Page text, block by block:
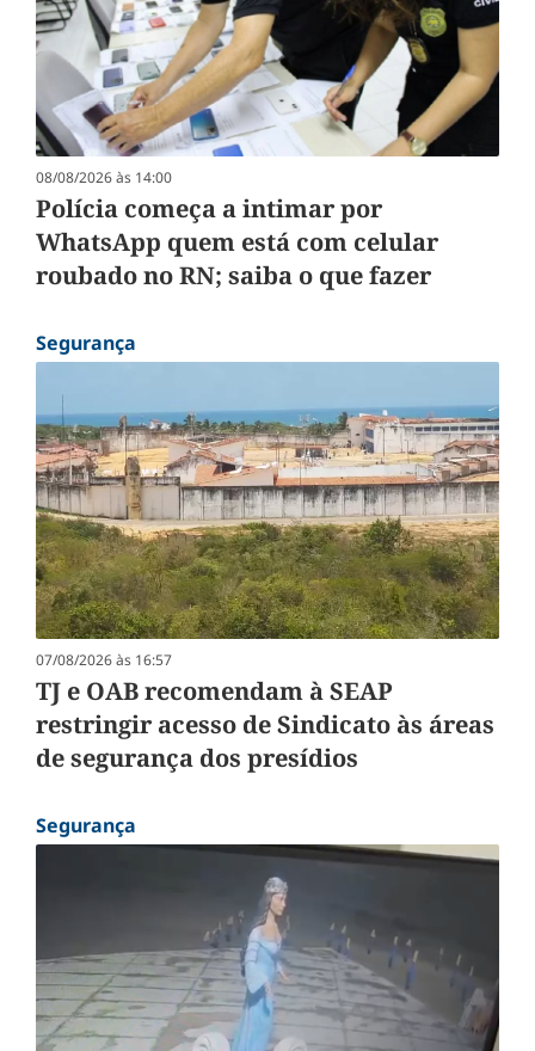
08/08/2026 às 14:00
Polícia começa a intimar por
WhatsApp quem está com celular
roubado no RN; saiba o que fazer
Segurança
07/08/2026 às 16:57
TJ e OAB recomendam à SEAP
restringir acesso de Sindicato às áreas
de segurança dos presídios
Segurança